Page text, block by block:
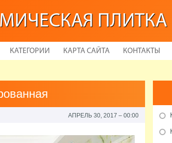
ПЛИТКА
КАТЕГОРИИ КАРТА САЙТА КОНТАКТЫ
АПРЕЛЬ 30, 2017 – 00:00